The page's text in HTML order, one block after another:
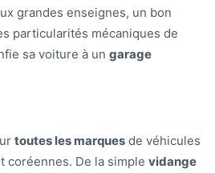
grandes enseignes, un bon
particularités mécaniques de
sa voiture à un garage
toutes les marques de véhicules
coréennes. De la simple vidange